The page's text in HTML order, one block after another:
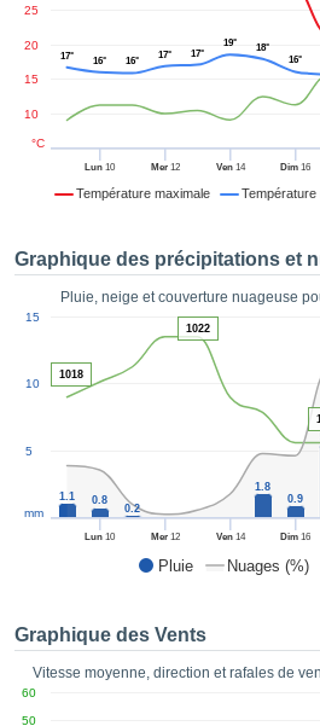
Vous
les
:
de
des
de très
CONTINUER
PARAMÈTRES
Température maximale Température
Lun 10 Mer12 Ven14 Dim 16
10
15
20
25
°C
17°
16° 16°
17° 17°
19°
18°
16°
Graphique des précipitations et
Pluie, neige et couverture nuageuse
Pluie Nuages (%)
Lun 10 Mer12 Ven14 Dim 16
5
10
15
mm
1.1 0.8
0.2
1.8
0.9
1018
1022
Graphique des Vents
Vitesse moyenne, direction et rafales de
50
60